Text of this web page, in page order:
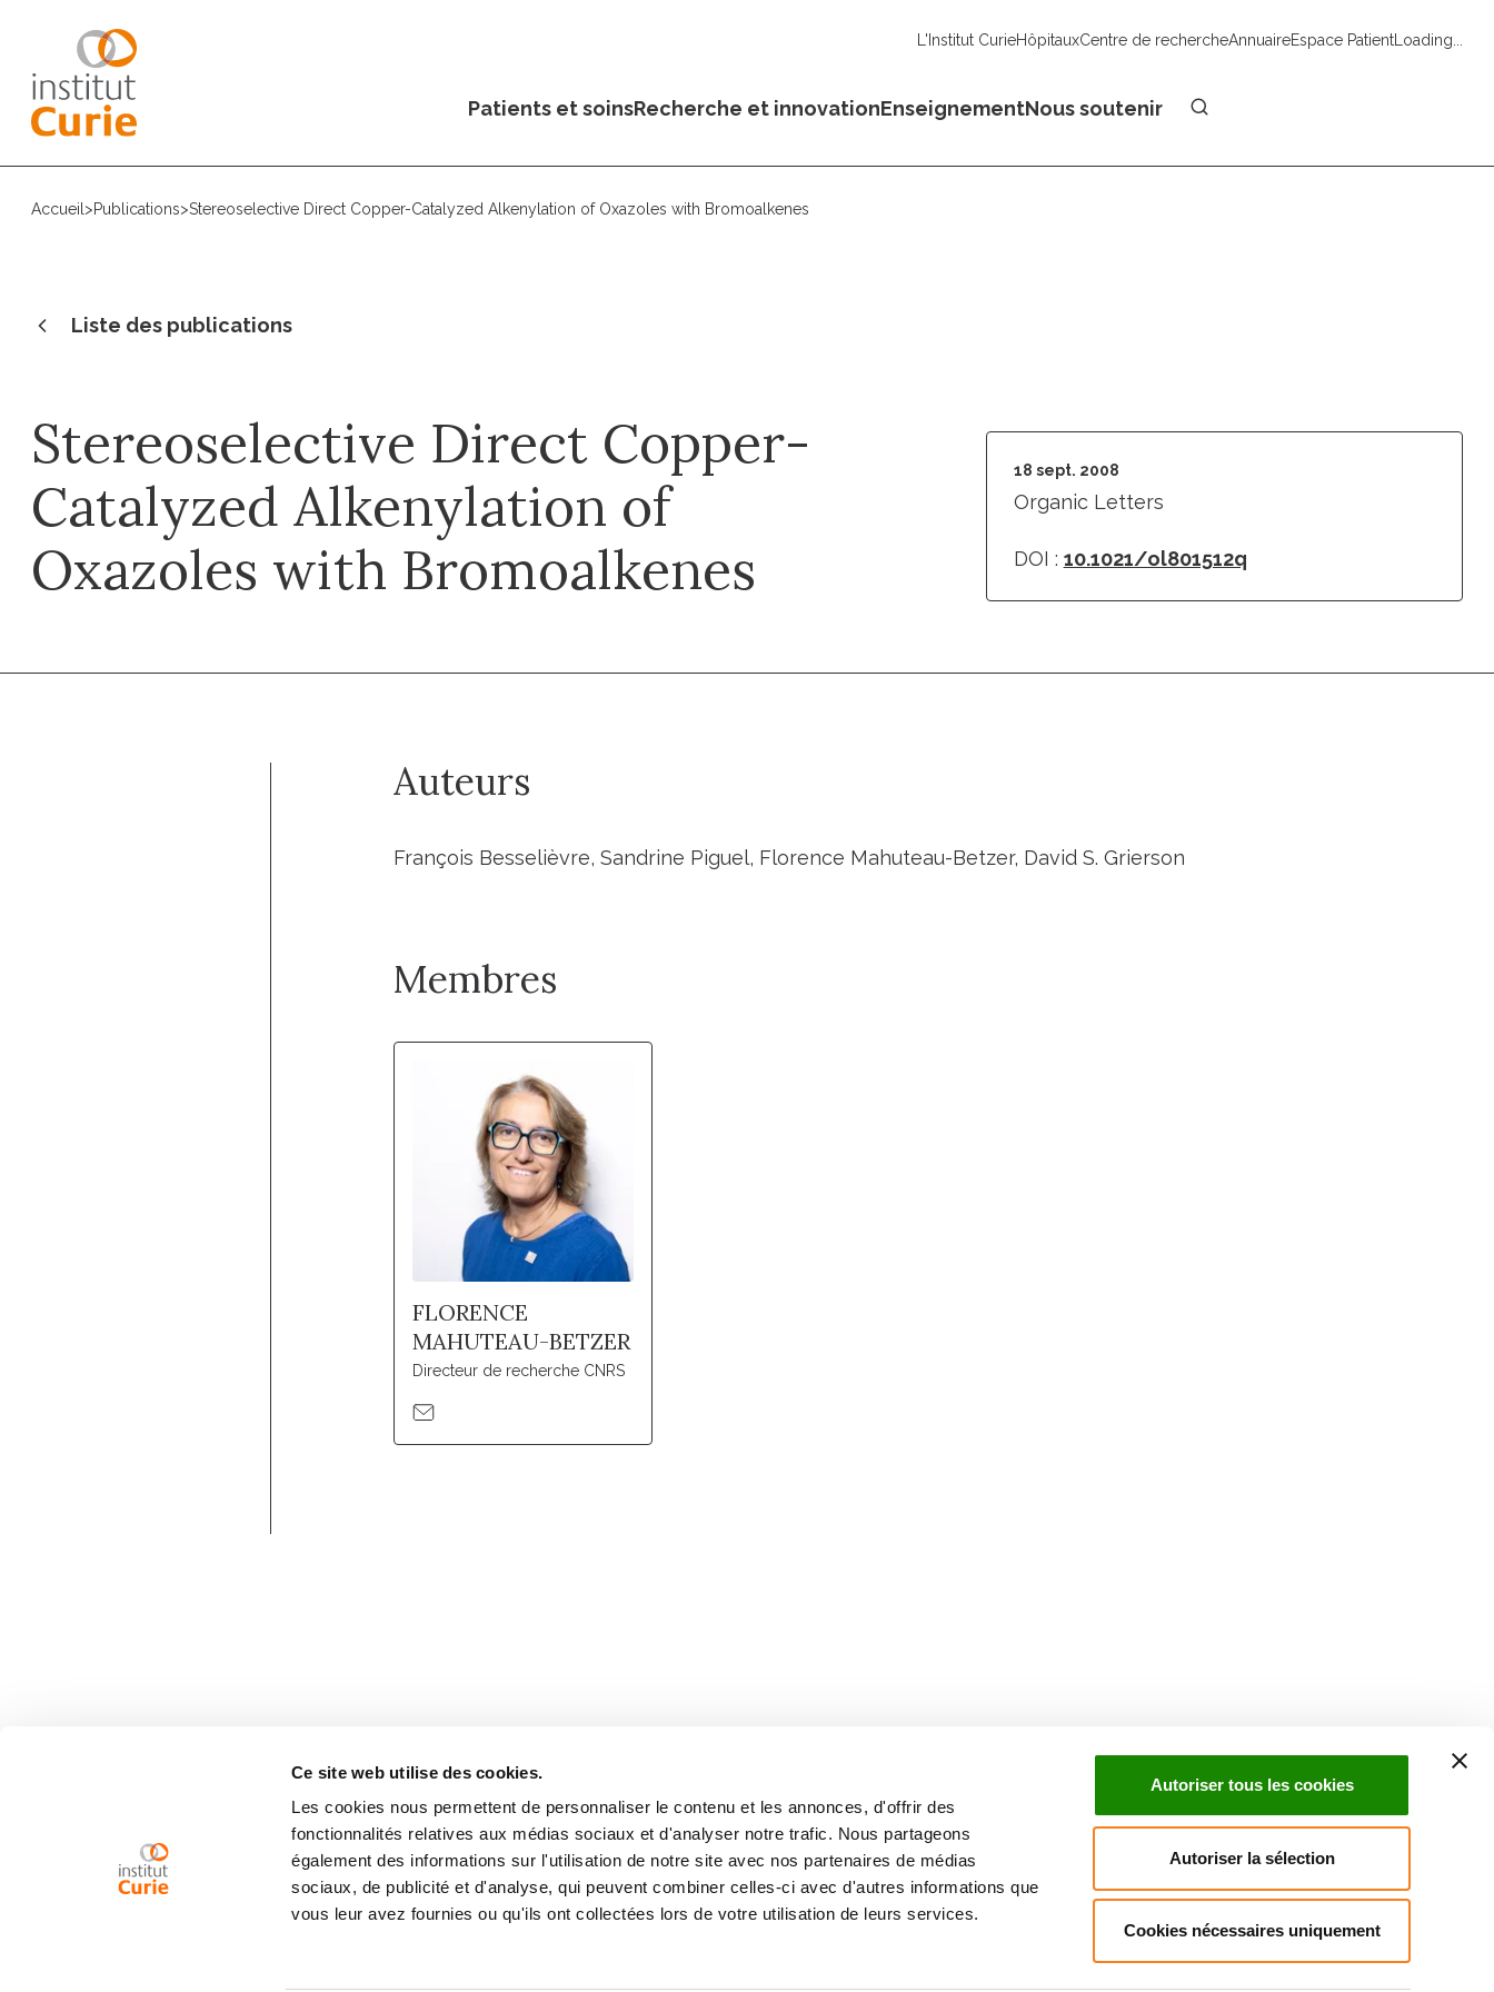
Ce site web utilise des cookies.
Les cookies nous permettent de personnaliser le contenu et les annonces, d'offrir des
fonctionnalités relatives aux médias sociaux et d'analyser notre trafic. Nous partageons
également des informations sur l'utilisation de notre site avec nos partenaires de médias
sociaux, de publicité et d'analyse, qui peuvent combiner celles-ci avec d'autres informations que
vous leur avez fournies ou qu'ils ont collectées lors de votre utilisation de leurs services.
Autoriser tous les cookies
Autoriser la sélection
Cookies nécessaires uniquement
L'Institut CurieHôpitauxCentre de rechercheAnnuaireEspace PatientLoading...
Patients et soinsRecherche et innovationEnseignementNous soutenir
Accueil >Publications>Stereoselective Direct Copper-Catalyzed Alkenylation of Oxazoles with Bromoalkenes
Liste des publications
Stereoselective Direct Copper-
Catalyzed Alkenylation of
Oxazoles with Bromoalkenes
18 sept. 2008
Organic Letters
DOI : 10.1021/ol801512q
Auteurs
François Besselièvre, Sandrine Piguel, Florence Mahuteau-Betzer, David S. Grierson
Membres
FLORENCE
MAHUTEAU-BETZER
Directeur de recherche CNRS
Inscrivez-vous à la newsletter
ActualitésDroits du patient